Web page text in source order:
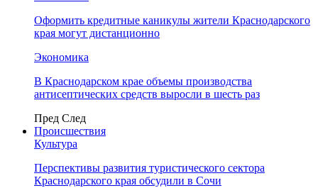
Оформить кредитные каникулы жители Краснодарского
края могут дистанционно
Экономика
В Краснодарском крае объемы производства
антисептических средств выросли в шесть раз
Пред След
Происшествия
Культура
Перспективы развития туристического сектора
Краснодарского края обсудили в Сочи